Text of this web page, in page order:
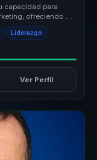
capacidad para
ofreciendo un
Liderazgo
Ver Perfil